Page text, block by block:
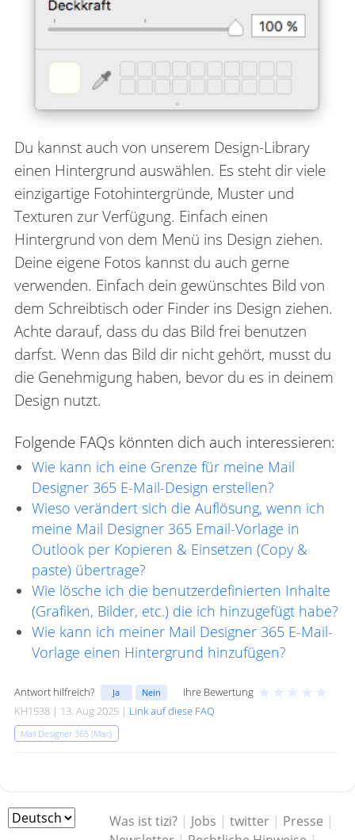
Du kannst auch von unserem Design-Library
einen Hintergrund auswählen. Es steht dir viele
einzigartige Fotohintergründe, Muster und
Texturen zur Verfügung. Einfach einen
Hintergrund von dem Menü ins Design ziehen.
Deine eigene Fotos kannst du auch gerne
verwenden. Einfach dein gewünschtes Bild von
dem Schreibtisch oder Finder ins Design ziehen.
Achte darauf, dass du das Bild frei benutzen
darfst. Wenn das Bild dir nicht gehört, musst du
die Genehmigung haben, bevor du es in deinem
Design nutzt.
Folgende FAQs könnten dich auch interessieren:
Wie kann ich eine Grenze für meine Mail
Designer 365 E-Mail-Design erstellen?
Wieso verändert sich die Auflösung, wenn ich
meine Mail Designer 365 Email-Vorlage in
Outlook per Kopieren & Einsetzen (Copy &
paste) übertrage?
Wie lösche ich die benutzerdefinierten Inhalte
(Grafiken, Bilder, etc.) die ich hinzugefügt habe?
Wie kann ich meiner Mail Designer 365 E-Mail-
Vorlage einen Hintergrund hinzufügen?
Antwort hilfreich? Ja Nein Ihre Bewertung ★ ★ ★ ★ ★
KH1538 | 13. Aug 2025 | Link auf diese FAQ
Mail Designer 365 (Mac)
Was ist tizi? | Jobs |twitter | Presse |